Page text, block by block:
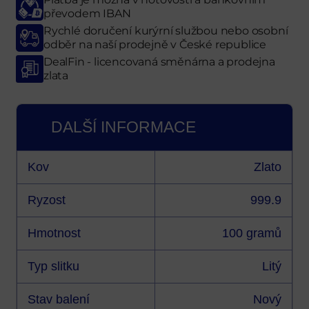
převodem IBAN
Rychlé doručení kurýrní službou nebo osobní
odběr na naší prodejně v České republice
DealFin - licencovaná směnárna a prodejna
zlata
DALŠÍ INFORMACE
Kov Zlato
Ryzost 999.9
Hmotnost 100 gramů
Typ slitku Litý
Stav balení Nový